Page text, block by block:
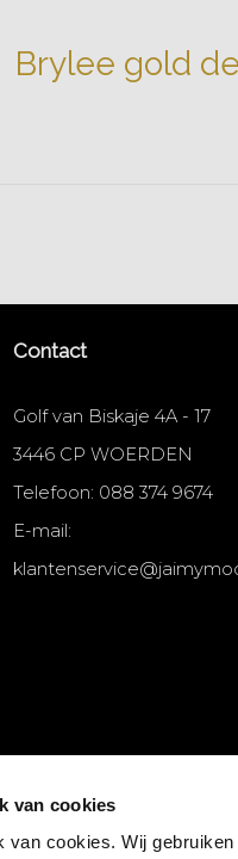
van cookies
van cookies. Wij
Brylee gold
Contact
Golf van Biskaje 4A - 17
3446 CP WOERDEN
Telefoon: 088 374 9674
E-mail: